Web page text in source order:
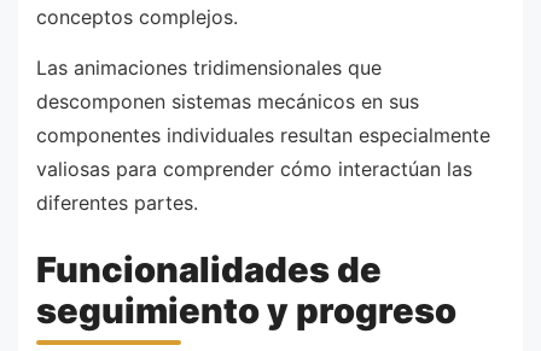
conceptos complejos.
Las animaciones tridimensionales que
descomponen sistemas mecánicos en sus
componentes individuales resultan especialmente
valiosas para comprender cómo interactúan las
diferentes partes.
Funcionalidades de
seguimiento y progreso